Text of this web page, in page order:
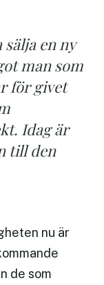
en ny
man som
för givet
Idag är
till den
nu är
de som